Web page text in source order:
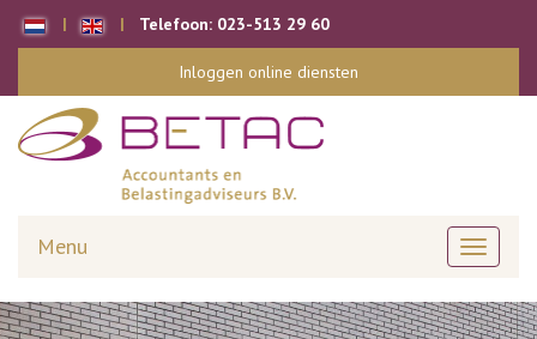
Telefoon: 023-513 29 60
Inloggen online diensten
Toggle
Menu